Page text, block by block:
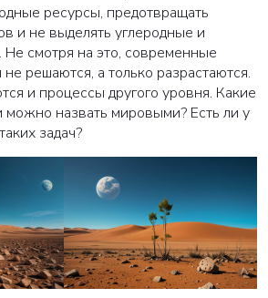
ресурсы, предотвращать
и не выделять углеродные и
смотря на это, современные
решаются, а только разрастаются.
и процессы другого уровня. Какие
можно назвать мировыми? Есть ли у
задач?